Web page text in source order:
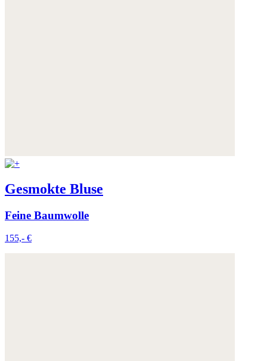
Gesmokte Bluse
Feine Baumwolle
155,- €